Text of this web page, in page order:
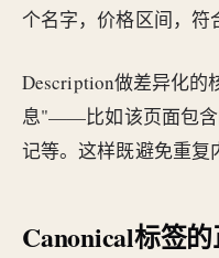
个名字，价格区间，符
Description做差异化的
息"——比如该页面包含
记等。这样既避免重复
Canonical标签